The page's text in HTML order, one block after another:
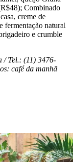
Combinado
creme de
fermentação natural
e crumble
/ Tel.: (11) 3476-
café da manhã